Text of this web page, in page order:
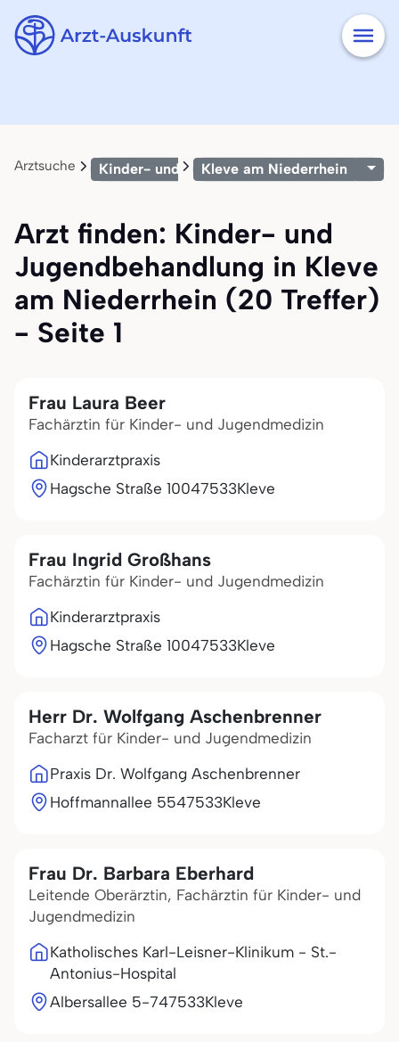
Arztsuche Kinder- und Jugendbehandlung
Kleve am Niederrhein
Arzt finden: Kinder- und
Jugendbehandlung in Kleve
am Niederrhein (20 Treffer)
- Seite 1
Frau Laura Beer
Fachärztin für Kinder- und Jugendmedizin
Kinderarztpraxis
Hagsche Straße 10047533Kleve
Frau Ingrid Großhans
Fachärztin für Kinder- und Jugendmedizin
Kinderarztpraxis
Hagsche Straße 10047533Kleve
Herr Dr. Wolfgang Aschenbrenner
Facharzt für Kinder- und Jugendmedizin
Praxis Dr. Wolfgang Aschenbrenner
Hoffmannallee 5547533Kleve
Frau Dr. Barbara Eberhard
Leitende Oberärztin, Fachärztin für Kinder- und
Jugendmedizin
Katholisches Karl-Leisner-Klinikum - St.-
Antonius-Hospital
Albersallee 5-747533Kleve